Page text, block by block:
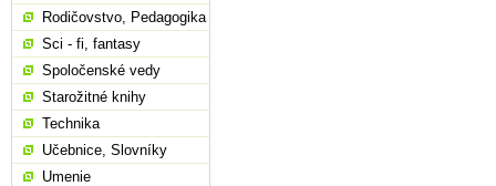
Rodičovstvo, Pedagogika
Sci - fi, fantasy
Spoločenské vedy
Starožitné knihy
Technika
Učebnice, Slovníky
Umenie